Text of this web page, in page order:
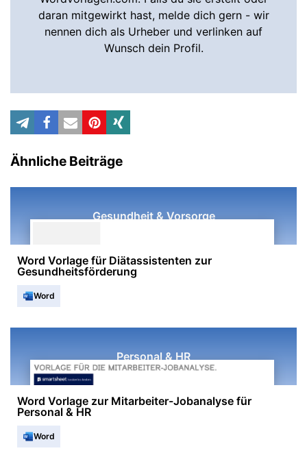
daran mitgewirkt hast, melde dich gern - wir
nennen dich als Urheber und verlinken auf
Wunsch dein Profil.
Ähnliche Beiträge
Gesundheit & Vorsorge
Word Vorlage für Diätassistenten zur
Gesundheitsförderung
Word
Personal & HR
Word Vorlage zur Mitarbeiter-Jobanalyse für
Personal & HR
Word